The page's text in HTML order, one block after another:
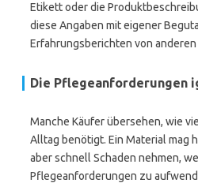
Etikett oder die
diese Angaben mit eigener
Erfahrungsberichten von
Die Pflegeanforderungen
Manche Käufer übersehen, wie
Alltag benötigt. Ein Material mag
aber schnell Schaden nehmen,
Pflegeanforderungen zu